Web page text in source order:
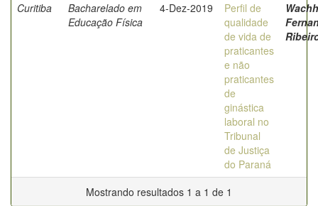
Curitiba
Bacharelado em
Educação Física
4-Dez-2019
Perfil de
qualidade
de vida de
praticantes
e não
praticantes
de
ginástica
laboral no
Tribunal
de Justiça
do Paraná
Mostrando resultados 1 a 1 de 1